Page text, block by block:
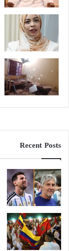
Recent Posts